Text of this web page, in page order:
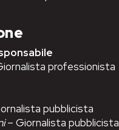
professionista
pubblicista
– Giornalista pubblicista